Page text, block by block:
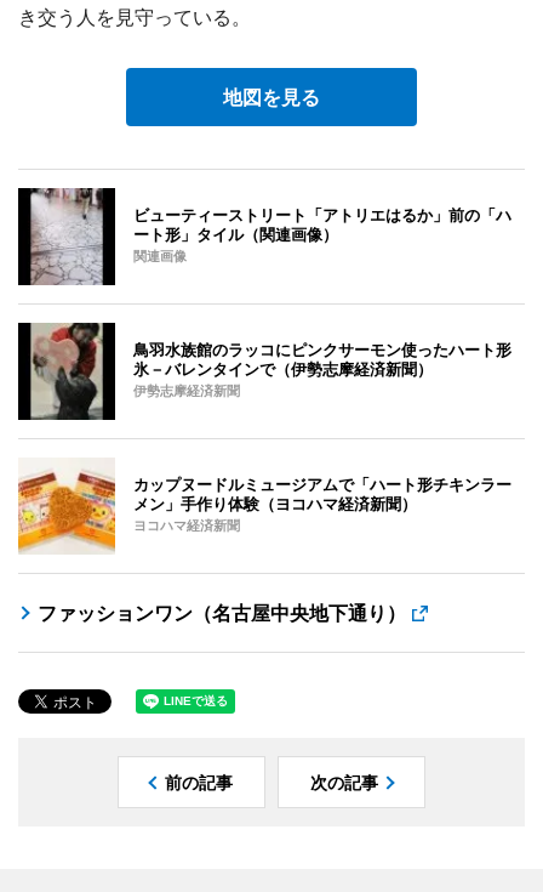
き交う人を見守っている。
地図を見る
ビューティーストリート「アトリエはるか」前の「ハ
ート形」タイル（関連画像）
関連画像
鳥羽水族館のラッコにピンクサーモン使ったハート形
氷－バレンタインで（伊勢志摩経済新聞）
伊勢志摩経済新聞
カップヌードルミュージアムで「ハート形チキンラー
メン」手作り体験（ヨコハマ経済新聞）
ヨコハマ経済新聞
ファッションワン（名古屋中央地下通り）
前の記事 次の記事